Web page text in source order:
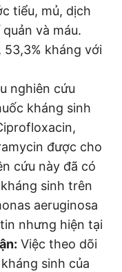
tiểu, mủ, dịch
và máu.
53,3% kháng với
nghiên cứu
kháng sinh
được cho
cứu này đã có
sinh trên
aeruginosa
nhưng hiện tại
Việc theo dõi
sinh của